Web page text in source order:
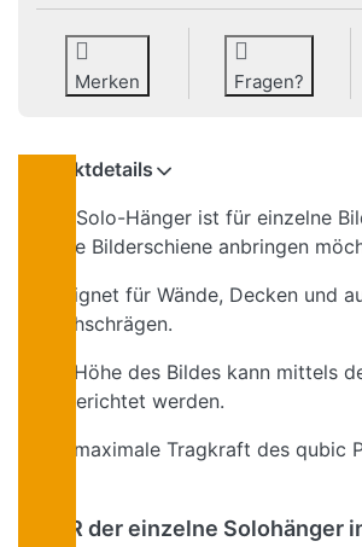
Merken Fragen?
Produktdetails
Der Solo-Hänger ist für einzelne
keine Bilderschiene anbringen
Geeignet für Wände, Decken und
Dachschrägen.
Die Höhe des Bildes kann mittels
eingerichtet werden.
Die maximale Tragkraft des qubic
NUR der einzelne Solohänger